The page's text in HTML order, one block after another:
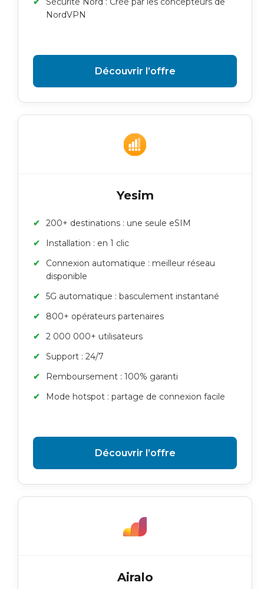
NordVPN
Découvrir l’offre
Yesim
200+ destinations : une seule eSIM
Installation : en 1 clic
Connexion automatique : meilleur réseau
disponible
5G automatique : basculement instantané
800+ opérateurs partenaires
2 000 000+ utilisateurs
Support : 24/7
Remboursement : 100% garanti
Mode hotspot : partage de connexion facile
Découvrir l’offre
Airalo